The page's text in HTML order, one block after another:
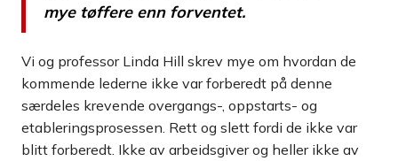
mye tøffere enn forventet.
Vi og professor Linda Hill skrev mye om hvordan de
kommende lederne ikke var forberedt på denne
særdeles krevende overgangs-, oppstarts- og
etableringsprosessen. Rett og slett fordi de ikke var
blitt forberedt. Ikke av arbeidsgiver og heller ikke av